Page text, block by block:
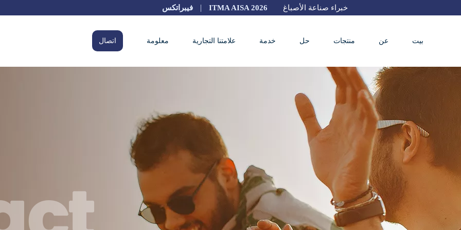
خبراء صناعة الأصباغ ITMA AISA 2026
| فيبراتكس
بيت عن منتجات حل خدمة علامتنا التجارية معلومة اتصال